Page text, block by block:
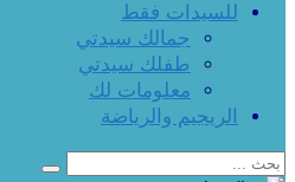
للسيدات فقط
جمالك سيدتي
طفلك سيدتي
معلومات لك
الريجيم والرياضة